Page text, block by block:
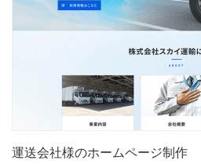
運送会社様のホームページ制作